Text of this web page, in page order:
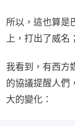
所以，這也算是
上，打出了威名
我看到，有西方
的協議提醒人們
大的變化：